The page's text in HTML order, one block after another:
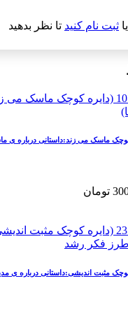
یا ثبت نام کنید تا نظر بدهید
کوچک23 (دایره کوچک مثبت اندیشی:داستانی